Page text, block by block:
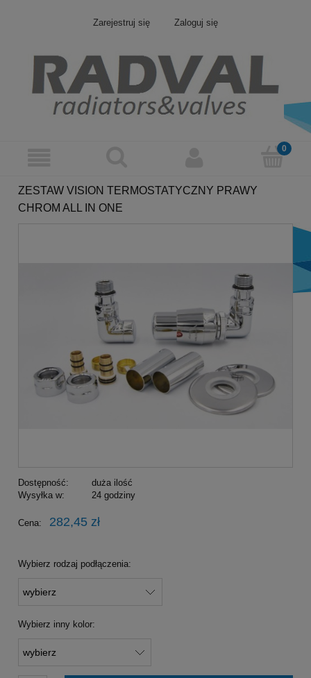
Zarejestruj się Zaloguj się
ZESTAW VISION TERMOSTATYCZNY PRAWY
CHROM ALL IN ONE
Dostępność:
duża ilość
Wysyłka w:
24 godziny
Cena: 282,45 zł
Wybierz rodzaj podłączenia:
Wybierz inny kolor: